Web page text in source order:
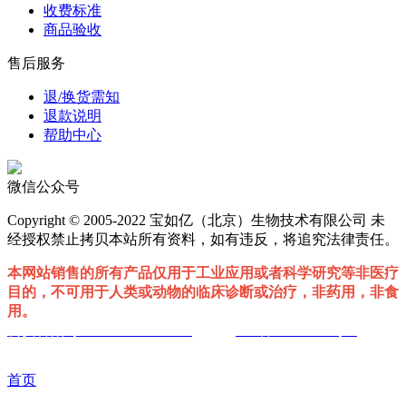
收费标准
商品验收
售后服务
退/换货需知
退款说明
帮助中心
微信公众号
Copyright © 2005-2022 宝如亿（北京）生物技术有限公司 未
经授权禁止拷贝本站所有资料，如有违反，将追究法律责任。
本网站销售的所有产品仅用于工业应用或者科学研究等非医疗
目的，不可用于人类或动物的临床诊断或治疗，非药用，非食
用。
首页